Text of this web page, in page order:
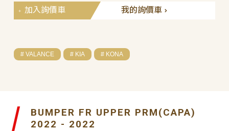
我的詢價車
加入詢價車
# VALANCE # KIA # KONA
BUMPER FR UPPER PRM(CAPA)
2022 - 2022